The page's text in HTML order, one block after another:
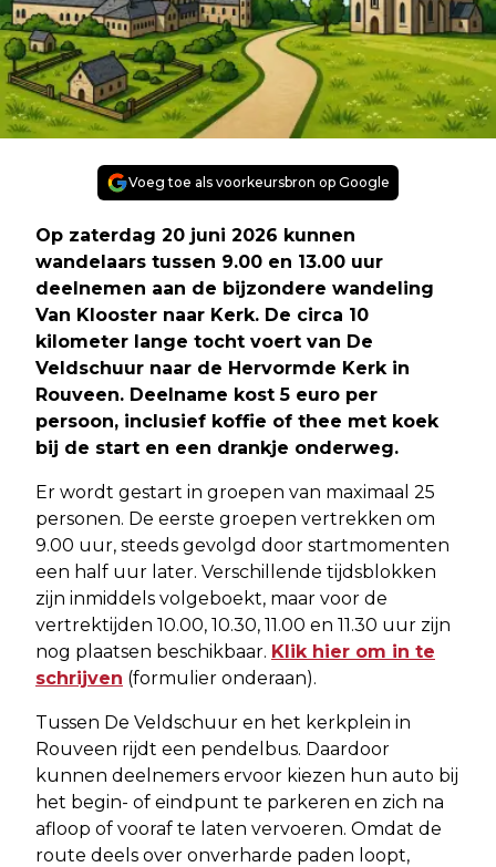
Voeg toe als voorkeursbron op Google
Op zaterdag 20 juni 2026 kunnen
wandelaars tussen 9.00 en 13.00 uur
deelnemen aan de bijzondere wandeling
Van Klooster naar Kerk. De circa 10
kilometer lange tocht voert van De
Veldschuur naar de Hervormde Kerk in
Rouveen. Deelname kost 5 euro per
persoon, inclusief koffie of thee met koek
bij de start en een drankje onderweg.
Er wordt gestart in groepen van maximaal 25
personen. De eerste groepen vertrekken om
9.00 uur, steeds gevolgd door startmomenten
een half uur later. Verschillende tijdsblokken
zijn inmiddels volgeboekt, maar voor de
vertrektijden 10.00, 10.30, 11.00 en 11.30 uur zijn
nog plaatsen beschikbaar. Klik hier om in te
schrijven (formulier onderaan).
Tussen De Veldschuur en het kerkplein in
Rouveen rijdt een pendelbus. Daardoor
kunnen deelnemers ervoor kiezen hun auto bij
het begin- of eindpunt te parkeren en zich na
afloop of vooraf te laten vervoeren. Omdat de
route deels over onverharde paden loopt,